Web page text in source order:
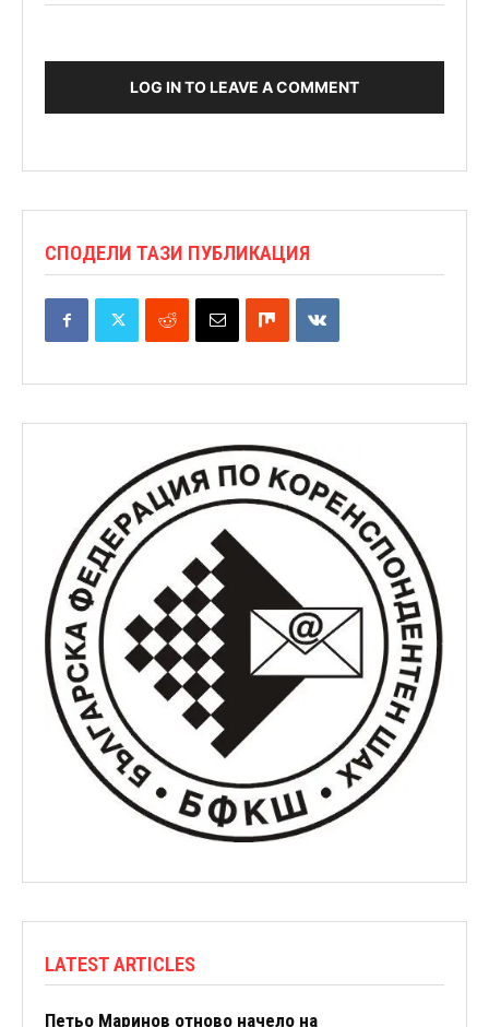
LOG IN TO LEAVE A COMMENT
СПОДЕЛИ ТАЗИ ПУБЛИКАЦИЯ
LATEST ARTICLES
Петьо Маринов отново начело на